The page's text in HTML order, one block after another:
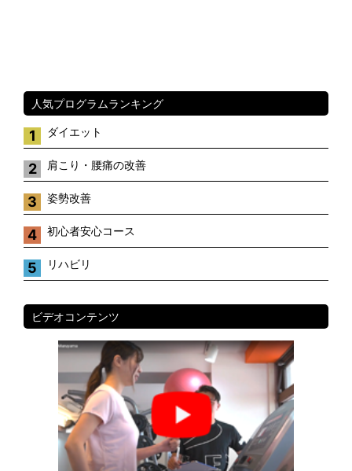
人気プログラムランキング
1 ダイエット
2 肩こり・腰痛の改善
3 姿勢改善
4 初心者安心コース
5 リハビリ
ビデオコンテンツ